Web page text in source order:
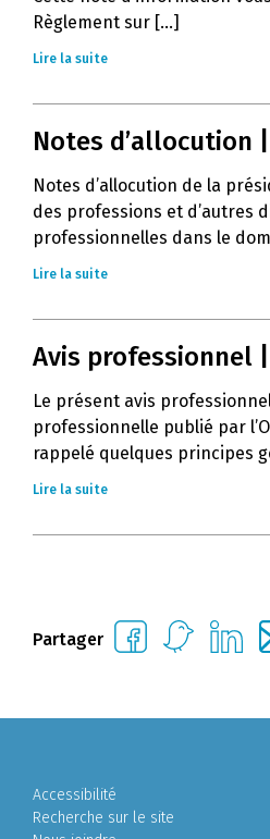
Règlement sur [...]
Lire la suite
Notes d’allocution
Notes d’allocution de la
des professions et d’autres
professionnelles dans le
Lire la suite
Avis professionnel
Le présent avis
professionnelle publié par
rappelé quelques principes
Lire la suite
Partager
Accessibilité
Recherche sur le site